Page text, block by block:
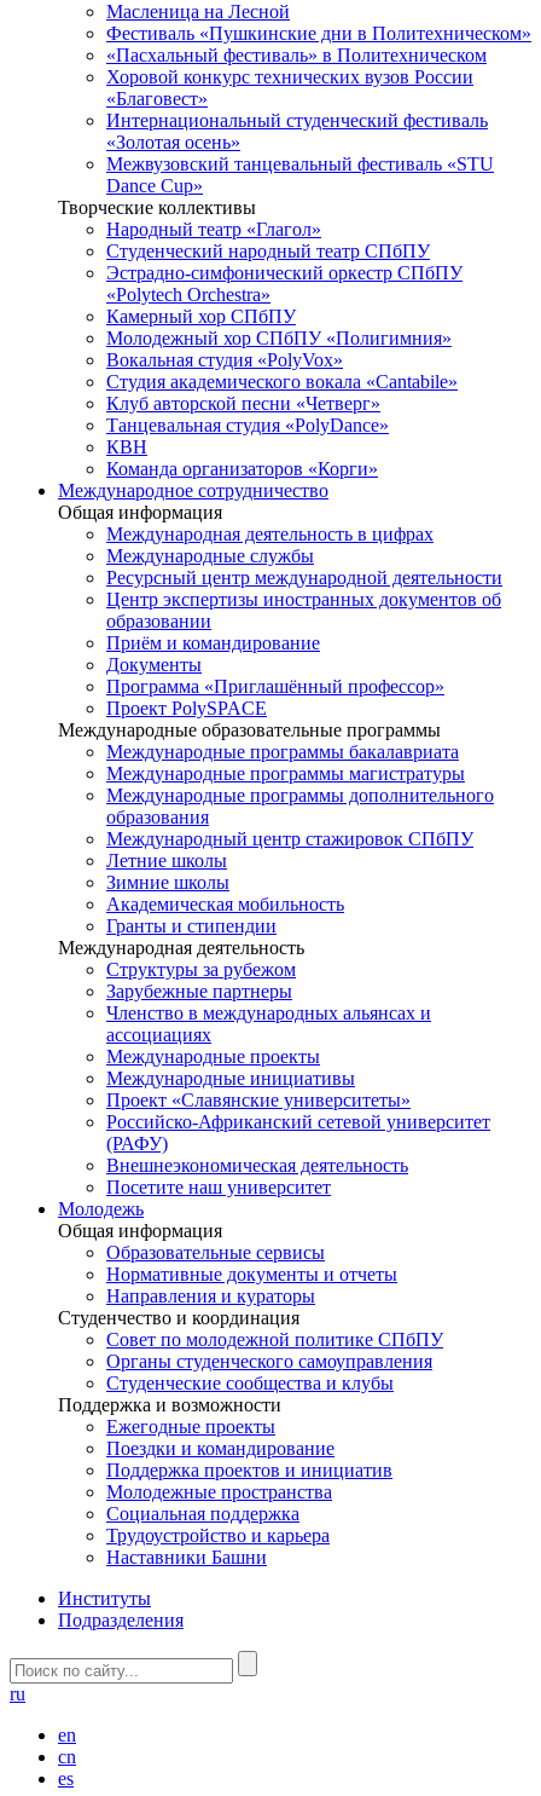
Масленица на Лесной
Фестиваль «Пушкинские дни в Политехническом»
«Пасхальный фестиваль» в Политехническом
Хоровой конкурс технических вузов России
«Благовест»
Интернациональный студенческий фестиваль
«Золотая осень»
Межвузовский танцевальный фестиваль «STU
Dance Cup»
Творческие коллективы
Народный театр «Глагол»
Студенческий народный театр СПбПУ
Эстрадно-симфонический оркестр СПбПУ
«Polytech Orchestra»
Камерный хор СПбПУ
Молодежный хор СПбПУ «Полигимния»
Вокальная студия «PolyVox»
Студия академического вокала «Cantabile»
Клуб авторской песни «Четверг»
Танцевальная студия «PolyDance»
КВН
Команда организаторов «Корги»
Международное сотрудничество
Общая информация
Международная деятельность в цифрах
Международные службы
Ресурсный центр международной деятельности
Центр экспертизы иностранных документов об
образовании
Приём и командирование
Документы
Программа «Приглашённый профессор»
Проект PolySPACE
Международные образовательные программы
Международные программы бакалавриата
Международные программы магистратуры
Международные программы дополнительного
образования
Международный центр стажировок СПбПУ
Летние школы
Зимние школы
Академическая мобильность
Гранты и стипендии
Международная деятельность
Структуры за рубежом
Зарубежные партнеры
Членство в международных альянсах и
ассоциациях
Международные проекты
Международные инициативы
Проект «Славянские университеты»
Российско-Африканский сетевой университет
(РАФУ)
Внешнеэкономическая деятельность
Посетите наш университет
Молодежь
Общая информация
Образовательные сервисы
Нормативные документы и отчеты
Направления и кураторы
Студенчество и координация
Совет по молодежной политике СПбПУ
Органы студенческого самоуправления
Студенческие сообщества и клубы
Поддержка и возможности
Ежегодные проекты
Поездки и командирование
Поддержка проектов и инициатив
Молодежные пространства
Социальная поддержка
Трудоустройство и карьера
Наставники Башни
Институты
Подразделения
ru
en
cn
es